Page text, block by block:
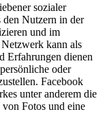
sozialer
Nutzern in der
und im
kann als
Erfahrungen dienen
oder
Facebook
unter anderem die
Fotos und eine